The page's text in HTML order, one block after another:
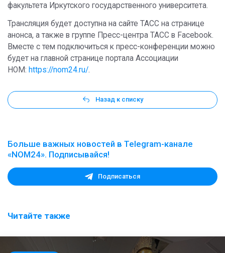
факультета Иркутского государственного университета.
Трансляция будет доступна на сайте ТАСС на странице
анонса, а также в группе Пресс-центра ТАСС в Facebook.
Вместе с тем подключиться к пресс-конференции можно
будет на главной странице портала Ассоциации
НОМ: https://nom24.ru/.
Назад к списку
Больше важных новостей в Telegram-канале
«NOM24». Подписывайся!
Подписаться
Читайте также